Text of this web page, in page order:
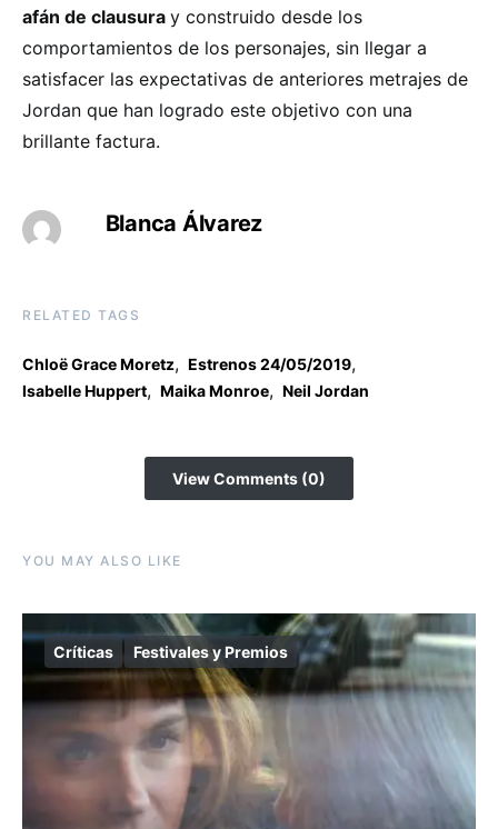
afán de clausura y construido desde los
comportamientos de los personajes, sin llegar a
satisfacer las expectativas de anteriores metrajes de
Jordan que han logrado este objetivo con una
brillante factura.
Blanca Álvarez
RELATED TAGS
Chloë Grace Moretz, Estrenos 24/05/2019,
Isabelle Huppert, Maika Monroe, Neil Jordan
View Comments (0)
YOU MAY ALSO LIKE
Críticas Festivales y Premios